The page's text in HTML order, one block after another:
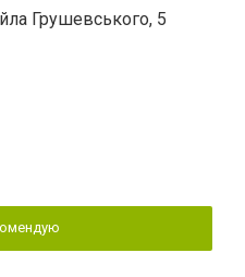
Грушевського, 5